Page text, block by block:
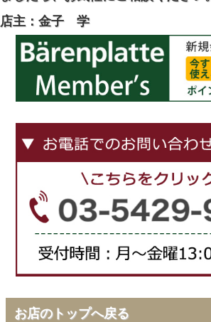
店主：金子 学
お店のトップへ戻る